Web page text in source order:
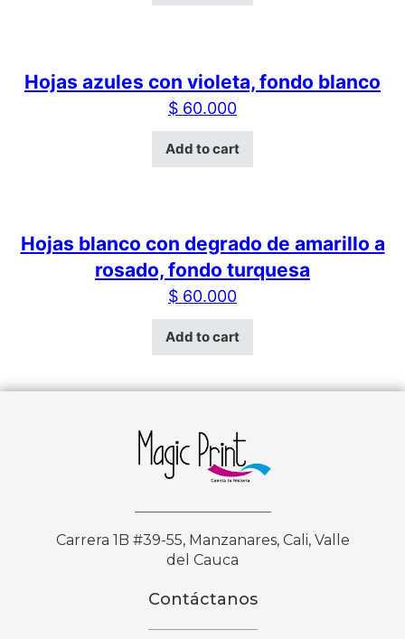
Hojas azules con violeta, fondo blanco
$ 60.000
Add to cart
Hojas blanco con degrado de amarillo a
rosado, fondo turquesa
$ 60.000
Add to cart
Carrera 1B #39-55, Manzanares, Cali, Valle
del Cauca
Contáctanos